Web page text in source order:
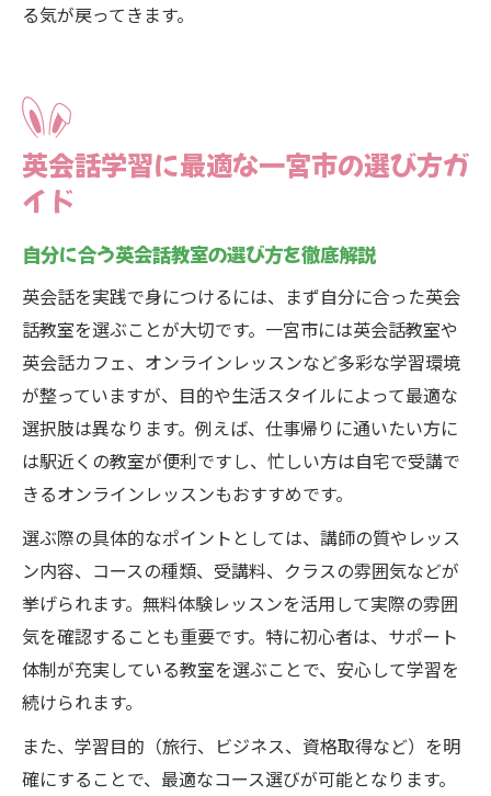
る気が戻ってきます。
英会話学習に最適な一宮市の選び方ガ
イド
自分に合う英会話教室の選び方を徹底解説
英会話を実践で身につけるには、まず自分に合った英会
話教室を選ぶことが大切です。一宮市には英会話教室や
英会話カフェ、オンラインレッスンなど多彩な学習環境
が整っていますが、目的や生活スタイルによって最適な
選択肢は異なります。例えば、仕事帰りに通いたい方に
は駅近くの教室が便利ですし、忙しい方は自宅で受講で
きるオンラインレッスンもおすすめです。
選ぶ際の具体的なポイントとしては、講師の質やレッス
ン内容、コースの種類、受講料、クラスの雰囲気などが
挙げられます。無料体験レッスンを活用して実際の雰囲
気を確認することも重要です。特に初心者は、サポート
体制が充実している教室を選ぶことで、安心して学習を
続けられます。
また、学習目的（旅行、ビジネス、資格取得など）を明
確にすることで、最適なコース選びが可能となります。